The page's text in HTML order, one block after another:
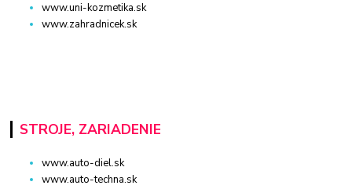
www.uni-kozmetika.sk
www.zahradnicek.sk
STROJE, ZARIADENIE
www.auto-diel.sk
www.auto-techna.sk